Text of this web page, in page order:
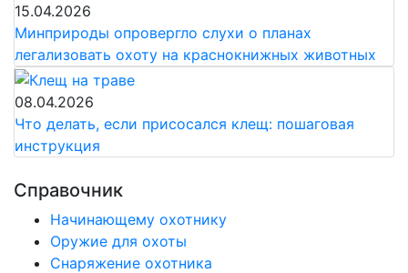
15.04.2026
Минприроды опровергло слухи о планах
легализовать охоту на краснокнижных животных
08.04.2026
Что делать, если присосался клещ: пошаговая
инструкция
Справочник
Начинающему охотнику
Оружие для охоты
Снаряжение охотника